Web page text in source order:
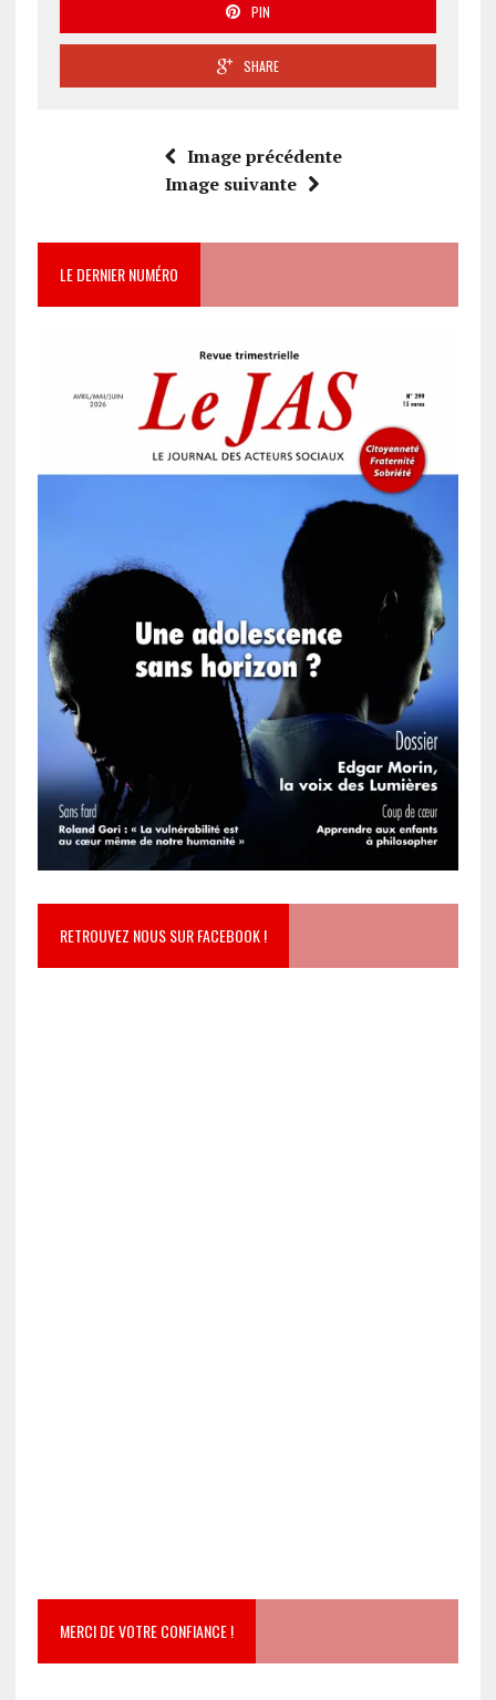
PIN
SHARE
Image précédente
Image suivante
LE DERNIER NUMÉRO
RETROUVEZ NOUS SUR FACEBOOK !
MERCI DE VOTRE CONFIANCE !